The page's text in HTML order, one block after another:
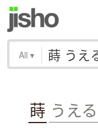
All ▾
蒔 うえる